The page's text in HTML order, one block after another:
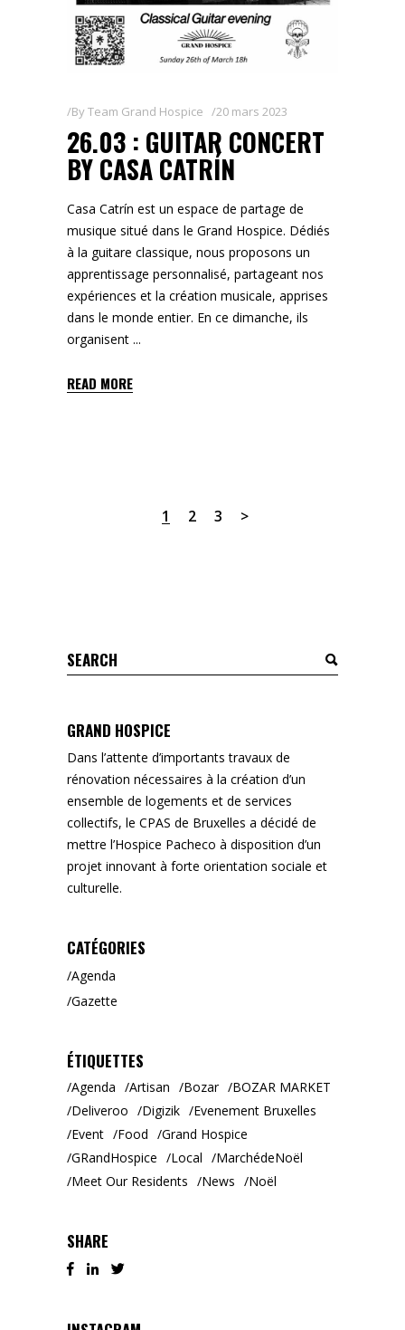
ByTeam Grand Hospice 20 mars 2023
26.03 : GUITAR CONCERT
BY CASA CATRÍN
Casa Catrín est un espace de partage de
musique situé dans le Grand Hospice. Dédiés
à la guitare classique, nous proposons un
apprentissage personnalisé, partageant nos
expériences et la création musicale, apprises
dans le monde entier. En ce dimanche, ils
organisent
READ MORE
1 2 3
Search
for:
GRAND HOSPICE
Dans l’attente d’importants travaux de
rénovation nécessaires à la création d’un
ensemble de logements et de services
collectifs, le CPAS de Bruxelles a décidé de
mettre l’Hospice Pacheco à disposition d’un
projet innovant à forte orientation sociale et
culturelle.
CATÉGORIES
Agenda
Gazette
ÉTIQUETTES
Agenda Artisan Bozar
BOZAR MARKET
Deliveroo
Digizik
Evenement Bruxelles
Event
Food
Grand Hospice
GRandHospice
Local
MarchédeNoël
Meet Our Residents
News Noël
SHARE